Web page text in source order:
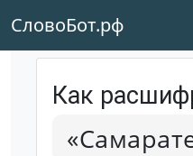
СловоБот.рф
Как